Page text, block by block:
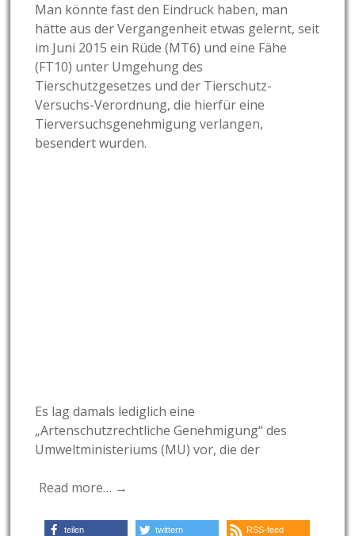
Man könnte fast den Eindruck haben, man
hätte aus der Vergangenheit etwas gelernt, seit
im Juni 2015 ein Rüde (MT6) und eine Fähe
(FT10) unter Umgehung des
Tierschutzgesetzes und der Tierschutz-
Versuchs-Verordnung, die hierfür eine
Tierversuchsgenehmigung verlangen,
besendert wurden.
Es lag damals lediglich eine
„Artenschutzrechtliche Genehmigung“ des
Umweltministeriums (MU) vor, die der
Read more… →
teilen twittern RSS-feed